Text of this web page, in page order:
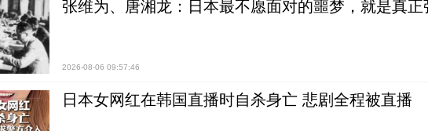
张维为、唐湘龙：日本最不愿面对的噩梦，就是真正
2026-08-06 09:57:46
日本女网红在韩国直播时自杀身亡 悲剧全程被直播